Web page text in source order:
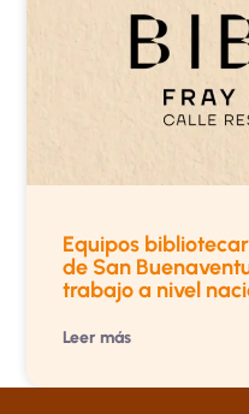
Equipos
de San
trabajo a nivel
Leer más